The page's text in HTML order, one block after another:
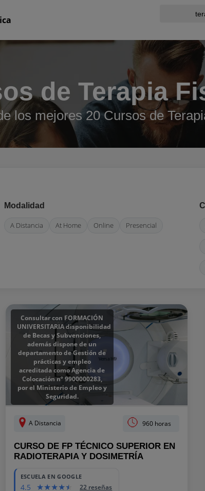
de Terapia
los mejores 20 Cursos de
Modalidad
A Distancia At Home Online Presencial
Consultar con FORMACIÓN
UNIVERSITARIA disponibilidad
de Becas y Subvenciones,
además dispone de un
departamento de Gestión de
prácticas y empleo
acreditada como Agencia de
Colocación nº 9900000283,
por el Ministerio de Empleo y
Seguridad.
A Distancia 960 horas
CURSO DE FP TÉCNICO SUPERIOR EN
RADIOTERAPIA Y DOSIMETRÍA
ESCUELA EN GOOGLE
4.5 22 reseñas